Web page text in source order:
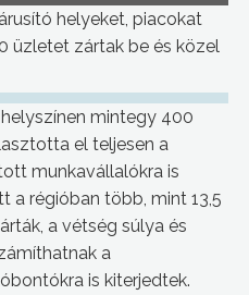
helyeket, piacokat
üzletet zártak be és közel
mintegy 400
el teljesen a
munkavállalókra is
a régióban több, mint 13,5
a vétség súlya és
a
is kiterjedtek.